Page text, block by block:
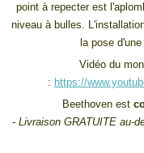
point à repecter est
niveau à bulles.
la pose
Vidéo du
: https://
Beethoven est
- Livraison GRATUITE au-